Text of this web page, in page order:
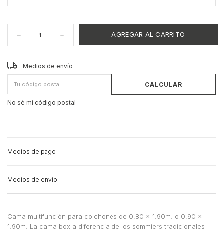
Entregas para el CP:
Medios de envío
CALCULAR
No sé mi código postal
Medios de pago
Medios de envío
Medios de envío
Cama multifunción para colchones de 0.80 x 1.90m. o 0.90 x
1.90m. La cama box a diferencia de los sommiers tradicionales